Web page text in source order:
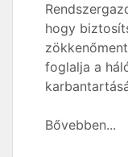
hogy
foglalja a
Bővebben...